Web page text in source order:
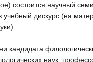
состоится научный
дискурс (на
кандидата
наук,